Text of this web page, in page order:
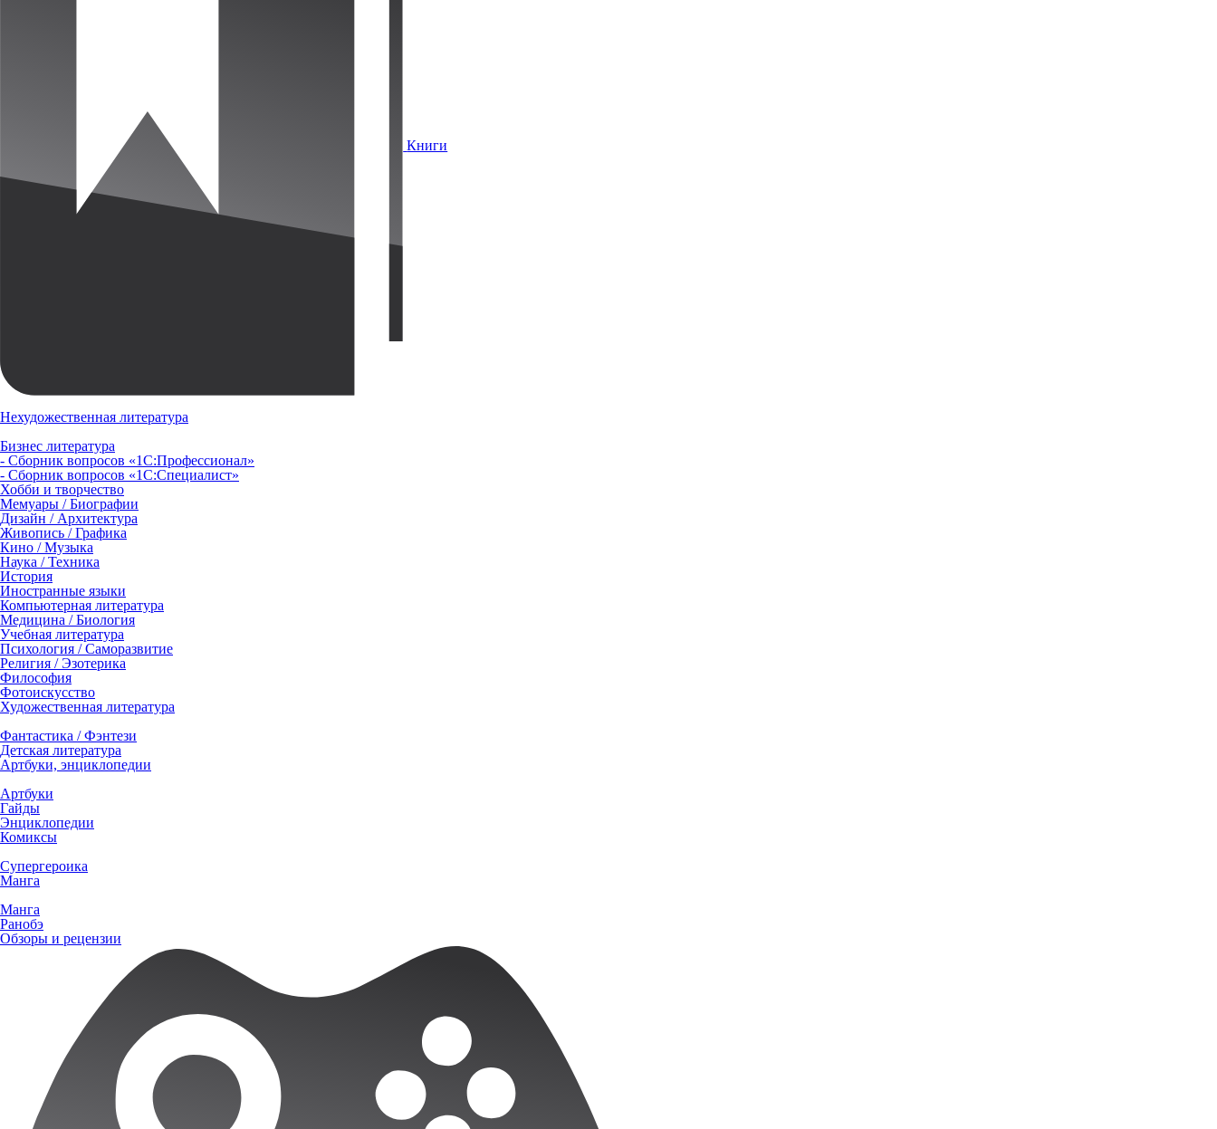
Книги
Нехудожественная литература
Бизнес литература
- Сборник вопросов «1С:Профессионал»
- Сборник вопросов «1С:Специалист»
Хобби и творчество
Мемуары / Биографии
Дизайн / Архитектура
Живопись / Графика
Кино / Музыка
Наука / Техника
История
Иностранные языки
Компьютерная литература
Медицина / Биология
Учебная литература
Психология / Саморазвитие
Религия / Эзотерика
Философия
Фотоискусство
Художественная литература
Фантастика / Фэнтези
Детская литература
Артбуки, энциклопедии
Артбуки
Гайды
Энциклопедии
Комиксы
Супергероика
Манга
Манга
Ранобэ
Обзоры и рецензии